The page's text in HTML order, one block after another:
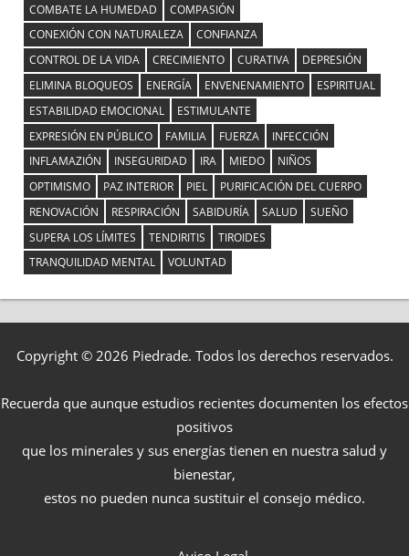
COMBATE LA HUMEDAD
COMPASIÓN
CONEXIÓN CON NATURALEZA
CONFIANZA
CONTROL DE LA VIDA
CRECIMIENTO CURATIVA
DEPRESIÓN
ELIMINA BLOQUEOS
ENERGÍA ENVENENAMIENTO
ESPIRITUAL
ESTABILIDAD EMOCIONAL
ESTIMULANTE
EXPRESIÓN EN PÚBLICO
FAMILIA FUERZA
INFECCIÓN
INFLAMAZIÓN
INSEGURIDAD IRA MIEDO
NIÑOS
OPTIMISMO
PAZ INTERIOR PIEL
PURIFICACIÓN DEL CUERPO
RENOVACIÓN
RESPIRACIÓN SABIDURÍA SALUD
SUEÑO
SUPERA LOS LÍMITES
TENDIRITIS
TIROIDES
TRANQUILIDAD MENTAL
VOLUNTAD
Copyright © 2026 Piedrade. Todos los derechos reservados.
Recuerda que aunque estudios recientes documenten los efectos
positivos
que los minerales y sus energías tienen en nuestra salud y
bienestar,
estos no pueden nunca sustituir el consejo médico.